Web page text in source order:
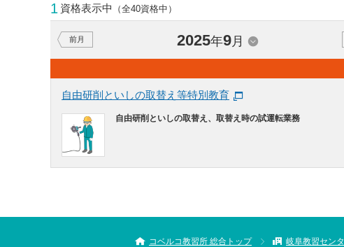
1 資格表示中 （全40資格中）
前月 2025年9月
自由研削といしの取替え等特別教育
自由研削といしの取替え、取替え時の試運転業務
コベルコ教習所 総合トップ 岐阜教習セン